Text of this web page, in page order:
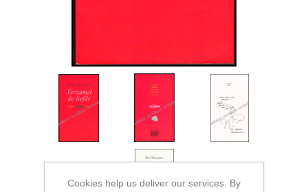
Cookies help us deliver our services. By